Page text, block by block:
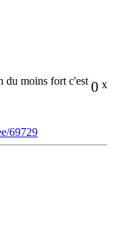
0 x
du moins fort c'est
69729